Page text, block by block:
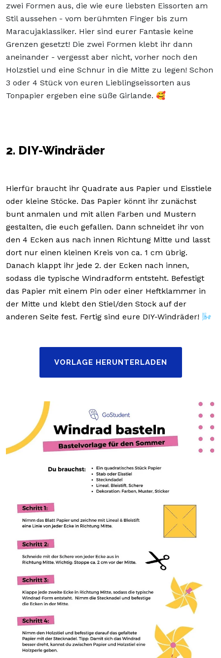
zwei Formen aus, die wie eure liebsten Eissorten am
Stil aussehen - vom berühmten Finger bis zum
Maracujaklassiker. Hier sind eurer Fantasie keine
Grenzen gesetzt! Die zwei Formen klebt ihr dann
aneinander - vergesst aber nicht, vorher noch den
Holzstiel und eine Schnur in die Mitte zu legen! Schon
3 oder 4 Stück von euren Lieblingseissorten aus
Tonpapier ergeben eine süße Girlande. 🥰
2. DIY-Windräder
Hierfür braucht ihr Quadrate aus Papier und Eisstiele
oder kleine Stöcke. Das Papier könnt ihr zunächst
bunt anmalen und mit allen Farben und Mustern
gestalten, die euch gefallen. Dann schneidet ihr von
den 4 Ecken aus nach innen Richtung Mitte und lasst
dort nur einen kleinen Kreis von ca. 1 cm übrig.
Danach klappt ihr jede 2. der Ecken nach innen,
sodass die typische Windradform entsteht. Befestigt
das Papier mit einem Pin oder einer Heftklammer in
der Mitte und klebt den Stiel/den Stock auf der
anderen Seite fest. Fertig sind eure DIY-Windräder! 🌬️
VORLAGE HERUNTERLADEN